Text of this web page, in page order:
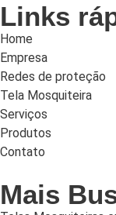
Links
Home
Empresa
Redes de proteção
Tela Mosquiteira
Serviços
Produtos
Contato
Mais